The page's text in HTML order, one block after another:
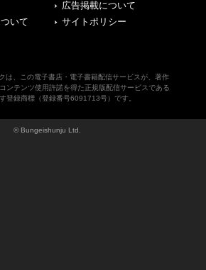
広告掲載について
いて
サイトポリシー
は、この電子書店・電子書籍配信サービスが、著作
ンテンツ使用許諾を得た正規版配信サービスである
登録商標（登録番号6091713号）です。
© Bungeishunju Ltd.